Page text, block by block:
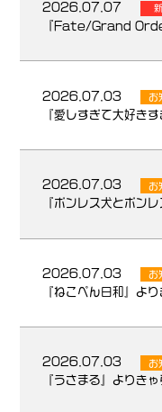
2026.07.07
2026.07.03 お
2026.07.03 お
2026.07.03 お
2026.07.03 お
『うさまる』よりき